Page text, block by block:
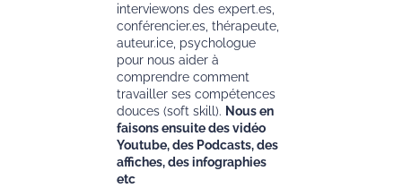
interviewons des expert.es,
conférencier.es, thérapeute,
auteur.ice, psychologue
pour nous aider à
comprendre comment
travailler ses compétences
douces (soft skill). Nous en
faisons ensuite des vidéo
Youtube, des Podcasts, des
affiches, des infographies
etc